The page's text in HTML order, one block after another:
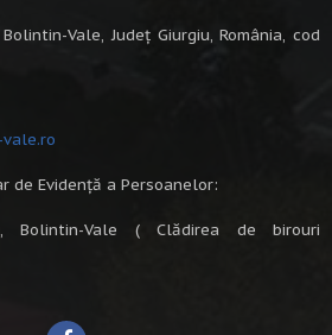
Vale, Județ Giurgiu, România, cod
de Evidență a Persoanelor:
Bolintin-Vale ( Clădirea de birouri